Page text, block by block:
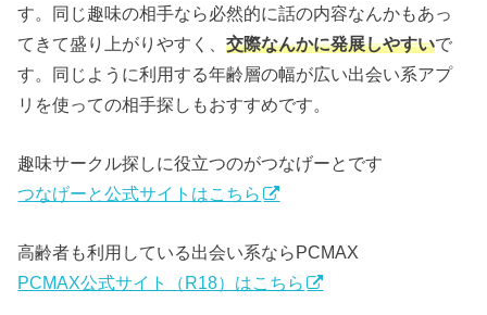
す。同じ趣味の相手なら必然的に話の内容なんかもあっ
てきて盛り上がりやすく、交際なんかに発展しやすいで
す。同じように利用する年齢層の幅が広い出会い系アプ
リを使っての相手探しもおすすめです。
趣味サークル探しに役立つのがつなげーとです
つなげーと公式サイトはこちら
高齢者も利用している出会い系ならPCMAX
PCMAX公式サイト（R18）はこちら